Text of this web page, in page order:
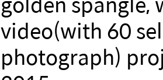
video(with 60
photograph)